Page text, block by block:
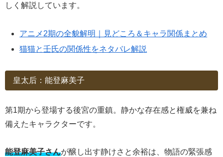
しく解説しています。
アニメ2期の全貌解明｜見どころ＆キャラ関係まとめ
猫猫と壬氏の関係性をネタバレ解説
皇太后：能登麻美子
第1期から登場する後宮の重鎮。静かな存在感と権威を兼ね
備えたキャラクターです。
能登麻美子さんが醸し出す静けさと余裕は、物語の緊張感